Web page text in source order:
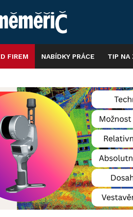
FIREM NABÍDKY PRÁCE TIP NA